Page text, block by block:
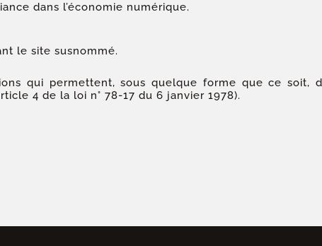
dans l’économie numérique.
le site susnommé.
qui permettent, sous quelque forme que ce soit,
4 de la loi n° 78-17 du 6 janvier 1978).